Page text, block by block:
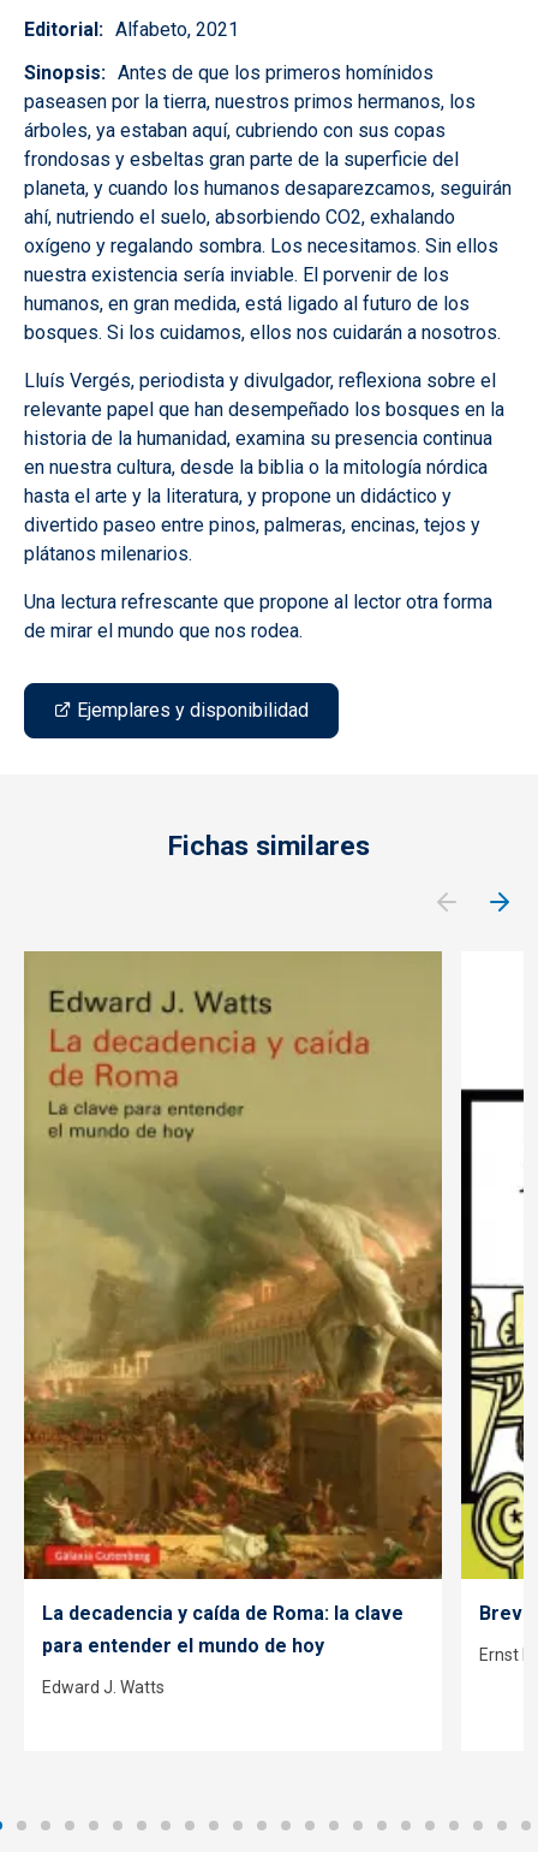
Editorial
Alfabeto, 2021
Sinopsis
Antes de que los primeros homínidos
paseasen por la tierra, nuestros primos hermanos, los
árboles, ya estaban aquí, cubriendo con sus copas
frondosas y esbeltas gran parte de la superficie del
planeta, y cuando los humanos desaparezcamos, seguirán
ahí, nutriendo el suelo, absorbiendo CO2, exhalando
oxígeno y regalando sombra. Los necesitamos. Sin ellos
nuestra existencia sería inviable. El porvenir de los
humanos, en gran medida, está ligado al futuro de los
bosques. Si los cuidamos, ellos nos cuidarán a nosotros.
Lluís Vergés, periodista y divulgador, reflexiona sobre el
relevante papel que han desempeñado los bosques en la
historia de la humanidad, examina su presencia continua
en nuestra cultura, desde la biblia o la mitología nórdica
hasta el arte y la literatura, y propone un didáctico y
divertido paseo entre pinos, palmeras, encinas, tejos y
plátanos milenarios.
Una lectura refrescante que propone al lector otra forma
de mirar el mundo que nos rodea.
Ejemplares y disponibilidad
Fichas similares
La decadencia y caída de Roma: la clave
para entender el mundo de hoy
Edward J. Watts
Ernst